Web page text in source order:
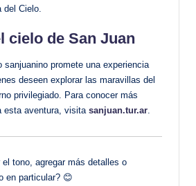
del Cielo.
cielo de San Juan
sanjuanino promete una experiencia
deseen explorar las maravillas del
privilegiado. Para conocer más
esta aventura, visita sanjuan.tur.ar.
tono, agregar más detalles o
en particular? 😊